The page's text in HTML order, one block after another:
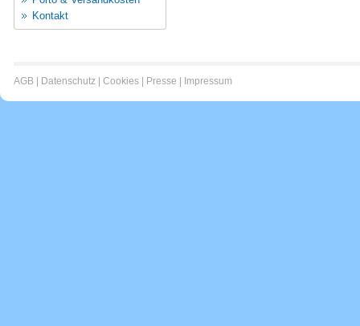
Kontakt
AGB Datenschutz Cookies Presse Impressum